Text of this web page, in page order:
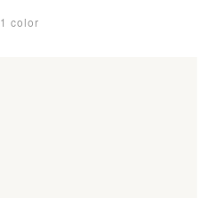
1 color